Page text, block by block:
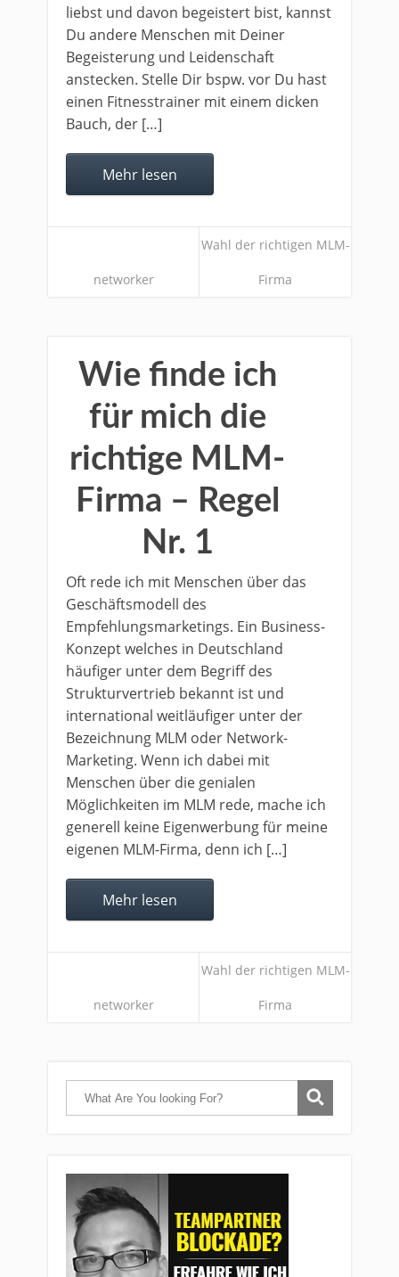
liebst und davon begeistert bist, kannst
Du andere Menschen mit Deiner
Begeisterung und Leidenschaft
anstecken. Stelle Dir bspw. vor Du hast
einen Fitnesstrainer mit einem dicken
Bauch, der […]
Mehr lesen
networker
Wahl der richtigen MLM-
Firma
Wie finde ich
für mich die
richtige MLM-
Firma – Regel
Nr. 1
Oft rede ich mit Menschen über das
Geschäftsmodell des
Empfehlungsmarketings. Ein Business-
Konzept welches in Deutschland
häufiger unter dem Begriff des
Strukturvertrieb bekannt ist und
international weitläufiger unter der
Bezeichnung MLM oder Network-
Marketing. Wenn ich dabei mit
Menschen über die genialen
Möglichkeiten im MLM rede, mache ich
generell keine Eigenwerbung für meine
eigenen MLM-Firma, denn ich […]
Mehr lesen
networker
Wahl der richtigen MLM-
Firma